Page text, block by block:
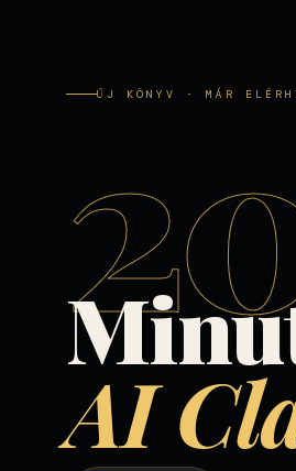
ÚJ KÖNYV · MÁR
AI